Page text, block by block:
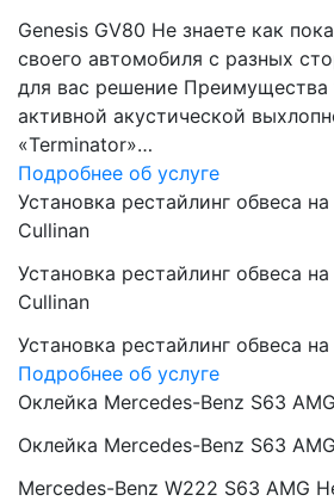
Genesis GV80 Не знаете как
своего автомобиля с разных
для вас решение Преимущества
активной акустической
«Terminator»…
Подробнее об услуге
Установка рестайлинг обвеса
Cullinan
Установка рестайлинг обвеса
Cullinan
Установка рестайлинг обвеса
Подробнее об услуге
Оклейка Mercedes-Benz S63 AMG
Оклейка Mercedes-Benz S63 AMG
Mercedes-Benz W222 S63 AMG